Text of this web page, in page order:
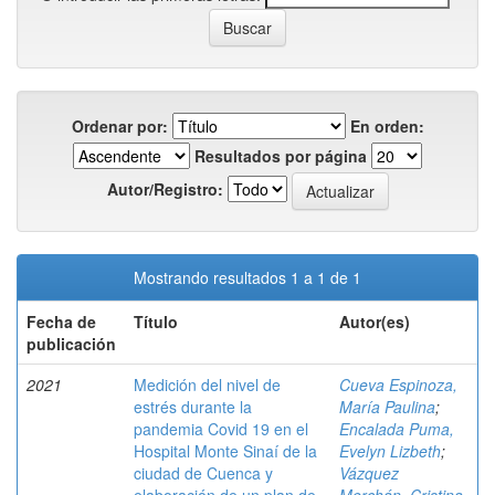
Ordenar por:
En orden:
Resultados por página
Autor/Registro:
Mostrando resultados 1 a 1 de 1
Fecha de
publicación
Título Autor(es)
2021
Medición del nivel de
estrés durante la
pandemia Covid 19 en el
Hospital Monte Sinaí de la
ciudad de Cuenca y
Cueva Espinoza,
María Paulina;
Encalada Puma,
Evelyn Lizbeth;
Vázquez